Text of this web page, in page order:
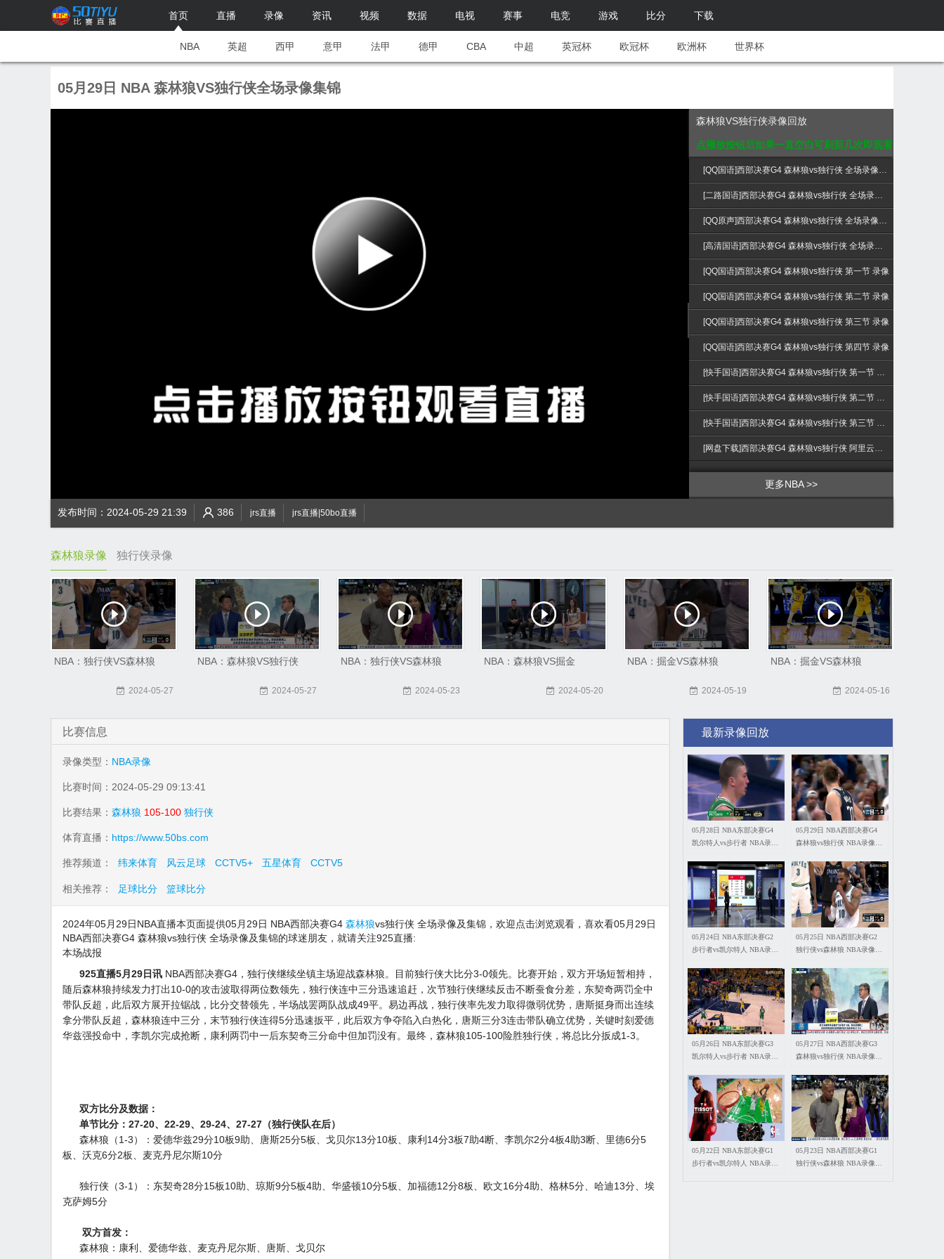
首页 直播 录像 资讯 视频 数据 电视 赛事 电竞 游戏 比分 下载
NBA 英超 西甲 意甲 法甲 德甲 CBA 中超 英冠杯 欧冠杯 欧洲杯 世界杯
05月29日 NBA 森林狼VS独行侠全场录像集锦
>
森林狼VS独行侠录像回放
点播放按钮后如果一直空白可刷新几次即观看
[QQ国语]西部决赛G4 森林狼vs独行侠 全场录像回放
[二路国语]西部决赛G4 森林狼vs独行侠 全场录像回放
[QQ原声]西部决赛G4 森林狼vs独行侠 全场录像回放
[高清国语]西部决赛G4 森林狼vs独行侠 全场录像回放
[QQ国语]西部决赛G4 森林狼vs独行侠 第一节 录像
[QQ国语]西部决赛G4 森林狼vs独行侠 第二节 录像
[QQ国语]西部决赛G4 森林狼vs独行侠 第三节 录像
[QQ国语]西部决赛G4 森林狼vs独行侠 第四节 录像
[快手国语]西部决赛G4 森林狼vs独行侠 第一节 录像
[快手国语]西部决赛G4 森林狼vs独行侠 第二节 录像
[快手国语]西部决赛G4 森林狼vs独行侠 第三节 录像
[网盘下载]西部决赛G4 森林狼vs独行侠 阿里云盘下载
更多NBA
发布时间：2024-05-29 21:39 386 jrs直播 jrs直播|50bo直播
森林狼录像 独行侠录像
NBA：独行侠VS森林狼
2024-05-27
NBA：森林狼VS独行侠
2024-05-27
NBA：独行侠VS森林狼
2024-05-23
NBA：森林狼VS掘金
2024-05-20
NBA：掘金VS森林狼
2024-05-19
NBA：掘金VS森林狼
2024-05-16
比赛信息
录像类型： NBA录像
比赛时间：2024-05-29 09:13:41
比赛结果： 森林狼 105-100 独行侠
体育直播： https://www.50bs.com
推荐频道： 纬来体育 风云足球 CCTV5+ 五星体育 CCTV5
相关推荐： 足球比分 篮球比分
2024年05月29日NBA直播本页面提供05月29日 NBA西部决赛G4 森林狼vs独行侠 全场录像及集锦，欢迎点击浏览观看，喜欢看05月29日
NBA西部决赛G4 森林狼vs独行侠 全场录像及集锦的球迷朋友，就请关注925直播:
本场战报
925直播5月29日讯 NBA西部决赛G4，独行侠继续坐镇主场迎战森林狼。目前独行侠大比分3-0领先。比赛开始，双方开场短暂相持，
随后森林狼持续发力打出10-0的攻击波取得两位数领先，独行侠连中三分迅速追赶，次节独行侠继续反击不断蚕食分差，东契奇两罚全中
带队反超，此后双方展开拉锯战，比分交替领先，半场战罢两队战成49平。易边再战，独行侠率先发力取得微弱优势，唐斯挺身而出连续
拿分带队反超，森林狼连中三分，末节独行侠连得5分迅速扳平，此后双方争夺陷入白热化，唐斯三分3连击带队确立优势，关键时刻爱德
华兹强投命中，李凯尔完成抢断，康利两罚中一后东契奇三分命中但加罚没有。最终，森林狼105-100险胜独行侠，将总比分扳成1-3。
双方比分及数据：
单节比分：27-20、22-29、29-24、27-27（独行侠队在后）
森林狼（1-3）：爱德华兹29分10板9助、唐斯25分5板、戈贝尔13分10板、康利14分3板7助4断、李凯尔2分4板4助3断、里德6分5
板、沃克6分2板、麦克丹尼尔斯10分
独行侠（3-1）：东契奇28分15板10助、琼斯9分5板4助、华盛顿10分5板、加福德12分8板、欧文16分4助、格林5分、哈迪13分、埃
克萨姆5分
双方首发：
森林狼：康利、爱德华兹、麦克丹尼尔斯、唐斯、戈贝尔
最新录像回放
05月28日 NBA东部决赛G4
凯尔特人vs步行者 NBA录像
05月29日 NBA西部决赛G4
森林狼vs独行侠 NBA录像回
05月24日 NBA东部决赛G2
步行者vs凯尔特人 NBA录像
05月25日 NBA西部决赛G2
独行侠vs森林狼 NBA录像回
05月26日 NBA东部决赛G3
凯尔特人vs步行者 NBA录像
05月27日 NBA西部决赛G3
森林狼vs独行侠 NBA录像回
05月22日 NBA东部决赛G1
步行者vs凯尔特人 NBA录像
05月23日 NBA西部决赛G1
独行侠vs森林狼 NBA录像回